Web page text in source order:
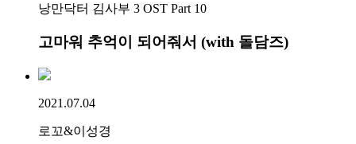
낭만닥터 김사부 3 OST Part 10
고마워 추억이 되어줘서 (with 돌담즈)
2021.07.04
로꼬&이성경